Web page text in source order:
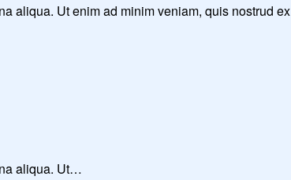
aliqua. Ut enim ad minim veniam, quis nostrud ex
aliqua. Ut…